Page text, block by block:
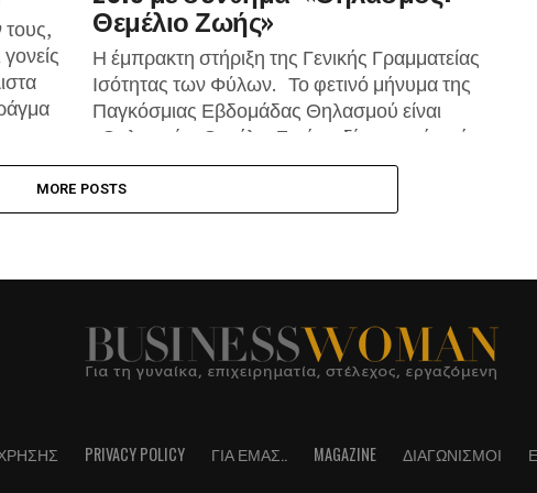
τους,
Θεμέλιο Ζωής»
Η έμπρακτη στήριξη της Γενικής Γραμματείας
Ισότητας των Φύλων. Το φετινό μήνυμα της
Παγκόσμιας Εβδομάδας Θηλασμού είναι
«Θηλασμός: Θεμέλιο Ζωής», δίνοντας έτσι έμφαση
στη δικτύωση,...
MORE POSTS
PRIVACY POLICY ΓΙΑ ΕΜΆΣ.. MAGAZINE ΔΙΑΓΩΝΙΣΜΟΊ